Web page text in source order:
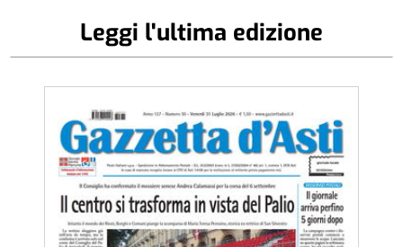
Leggi l'ultima edizione